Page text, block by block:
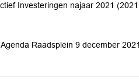
Investeringen najaar 2021
Raadsplein 9 december